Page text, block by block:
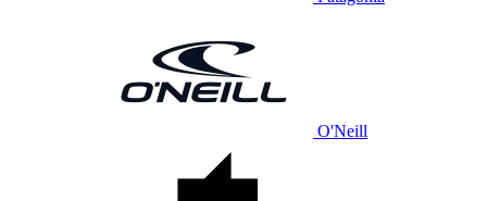
O'Neill